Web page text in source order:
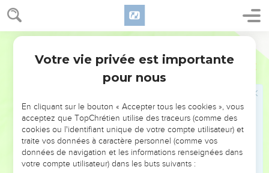
Amos 7
de la maison d’Israël ; le pays ne peut supporter toutes ses
Israël sera déporté loin de sa terre.
Amatsia dit à Amos : Visionnaire, va-t’en, enfuis-toi dans le
Mais ne continue pas à prophétiser à Béthel, car c’est un
sanctuaire du roi, et c’est une maison royale.
Amos répondit à Amatsia : Je ne suis ni prophète, ni fils de
prophète ; mais je suis bouvier et je cultive des sycomores.
Votre vie privée est importante
pour nous
En cliquant sur le bouton « Accepter tous les cookies », vous
acceptez que TopChrétien utilise des traceurs (comme des
cookies ou l'identifiant unique de votre compte utilisateur) et
traite vos données à caractère personnel (comme vos
données de navigation et les informations renseignées dans
votre compte utilisateur) dans les buts suivants :